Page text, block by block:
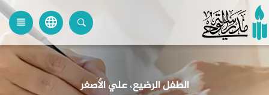
language
view_headline
الطفل الرضيع، علي الأصغر